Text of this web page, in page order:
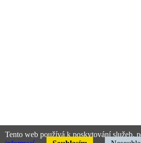
Tento web používá k poskytování služeb,